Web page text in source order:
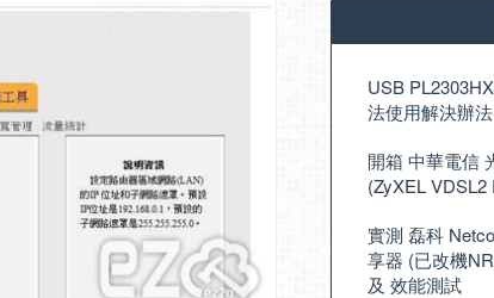
USB
法使用解決辦法
開箱 中華電信
(ZyXEL VDSL2
實測 磊科
享器 (已改機
及 效能測試